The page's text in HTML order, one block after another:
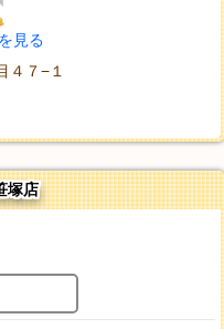
見る
４７−１
塚店